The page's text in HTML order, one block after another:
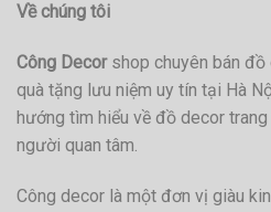
Về chúng tôi
Công Decorshop chuyên bán đồ
quà tặng lưu niệm uy tín tại Hà
hướng tìm hiểu về đồ decor
người quan tâm.
Công decor là một đơn vị giàu